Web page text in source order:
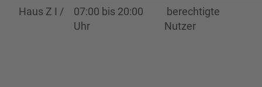
Haus Z I /
07:00 bis 20:00
Uhr
berechtigte
Nutzer